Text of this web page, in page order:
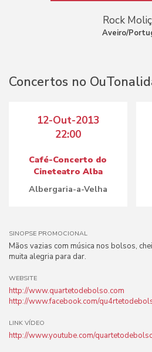
Rock
Aveiro/
Concertos no
12-Out-2013
22:00
Café-Concerto do
Cineteatro Alba
Albergaria-a-Velha
SINOPSE PROMOCIONAL
Mãos vazias com música nos bolsos,
muita alegria para dar.
WEBSITE
http://www.quartetodebolso.com
http://www.facebook.com/
LINK VÍDEO
http://www.youtube.com/